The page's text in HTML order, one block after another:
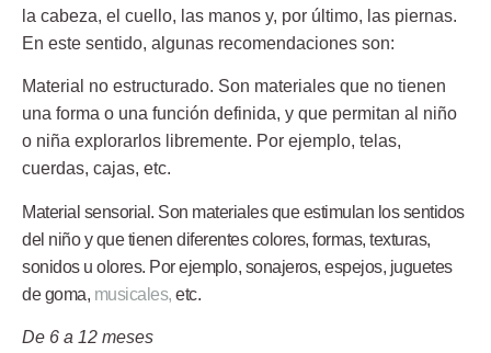
la cabeza, el cuello, las manos y, por último, las piernas.
En este sentido, algunas recomendaciones son:
Material no estructurado. Son materiales que no tienen
una forma o una función definida, y que permitan al niño
o niña explorarlos libremente. Por ejemplo, telas,
cuerdas, cajas, etc.
Material sensorial . Son materiales que estimulan los sentidos
del niño y que tienen diferentes colores, formas, texturas,
sonidos u olores. Por ejemplo, sonajeros, espejos, juguetes
de goma, musicales, etc.
De 6 a 12 meses